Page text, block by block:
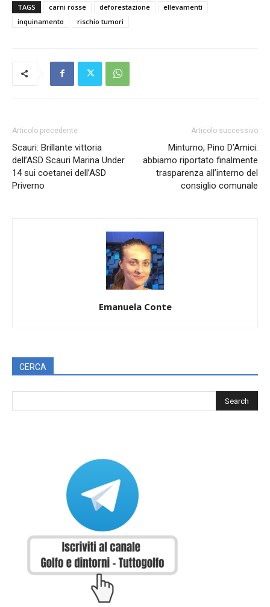
TAGS carni rosse deforestazione
ellevamenti
inquinamento
rischio tumori
Articolo precedente
Scauri: Brillante vittoria
dell’ASD Scauri Marina Under
14 sui coetanei dell’ASD
Priverno
Articolo successivo
Minturno, Pino D’Amici:
abbiamo riportato finalmente
trasparenza all’interno del
consiglio comunale
Emanuela Conte
CERCA